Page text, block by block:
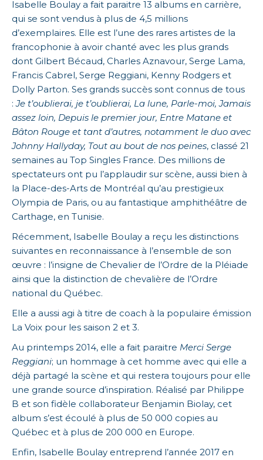
Isabelle Boulay a fait paraitre 13 albums en carrière,
qui se sont vendus à plus de 4,5 millions
d’exemplaires. Elle est l’une des rares artistes de la
francophonie à avoir chanté avec les plus grands
dont Gilbert Bécaud, Charles Aznavour, Serge Lama,
Francis Cabrel, Serge Reggiani, Kenny Rodgers et
Dolly Parton. Ses grands succès sont connus de tous
:Je t’oublierai, je t’oublierai, La lune, Parle-moi, Jamais
assez loin, Depuis le premier jour, Entre Matane et
Bâton Rouge et tant d’autres, notamment le duo avec
Johnny Hallyday, Tout au bout de nos peines, classé 21
semaines au Top Singles France. Des millions de
spectateurs ont pu l’applaudir sur scène, aussi bien à
la Place-des-Arts de Montréal qu’au prestigieux
Olympia de Paris, ou au fantastique amphithéâtre de
Carthage, en Tunisie.
Récemment, Isabelle Boulay a reçu les distinctions
suivantes en reconnaissance à l’ensemble de son
œuvre : l’insigne de Chevalier de l’Ordre de la Pléiade
ainsi que la distinction de chevalière de l’Ordre
national du Québec.
Elle a aussi agi à titre de coach à la populaire émission
La Voix pour les saison 2 et 3.
Au printemps 2014, elle a fait paraitre Merci Serge
Reggiani; un hommage à cet homme avec qui elle a
déjà partagé la scène et qui restera toujours pour elle
une grande source d’inspiration. Réalisé par Philippe
B et son fidèle collaborateur Benjamin Biolay, cet
album s’est écoulé à plus de 50 000 copies au
Québec et à plus de 200 000 en Europe.
Enfin, Isabelle Boulay entreprend l’année 2017 en